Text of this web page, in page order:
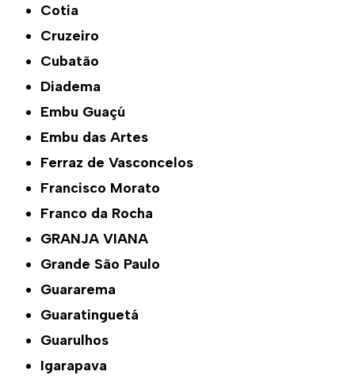
Cotia
Cruzeiro
Cubatão
Diadema
Embu Guaçú
Embu das Artes
Ferraz de Vasconcelos
Francisco Morato
Franco da Rocha
GRANJA VIANA
Grande São Paulo
Guararema
Guaratinguetá
Guarulhos
Igarapava